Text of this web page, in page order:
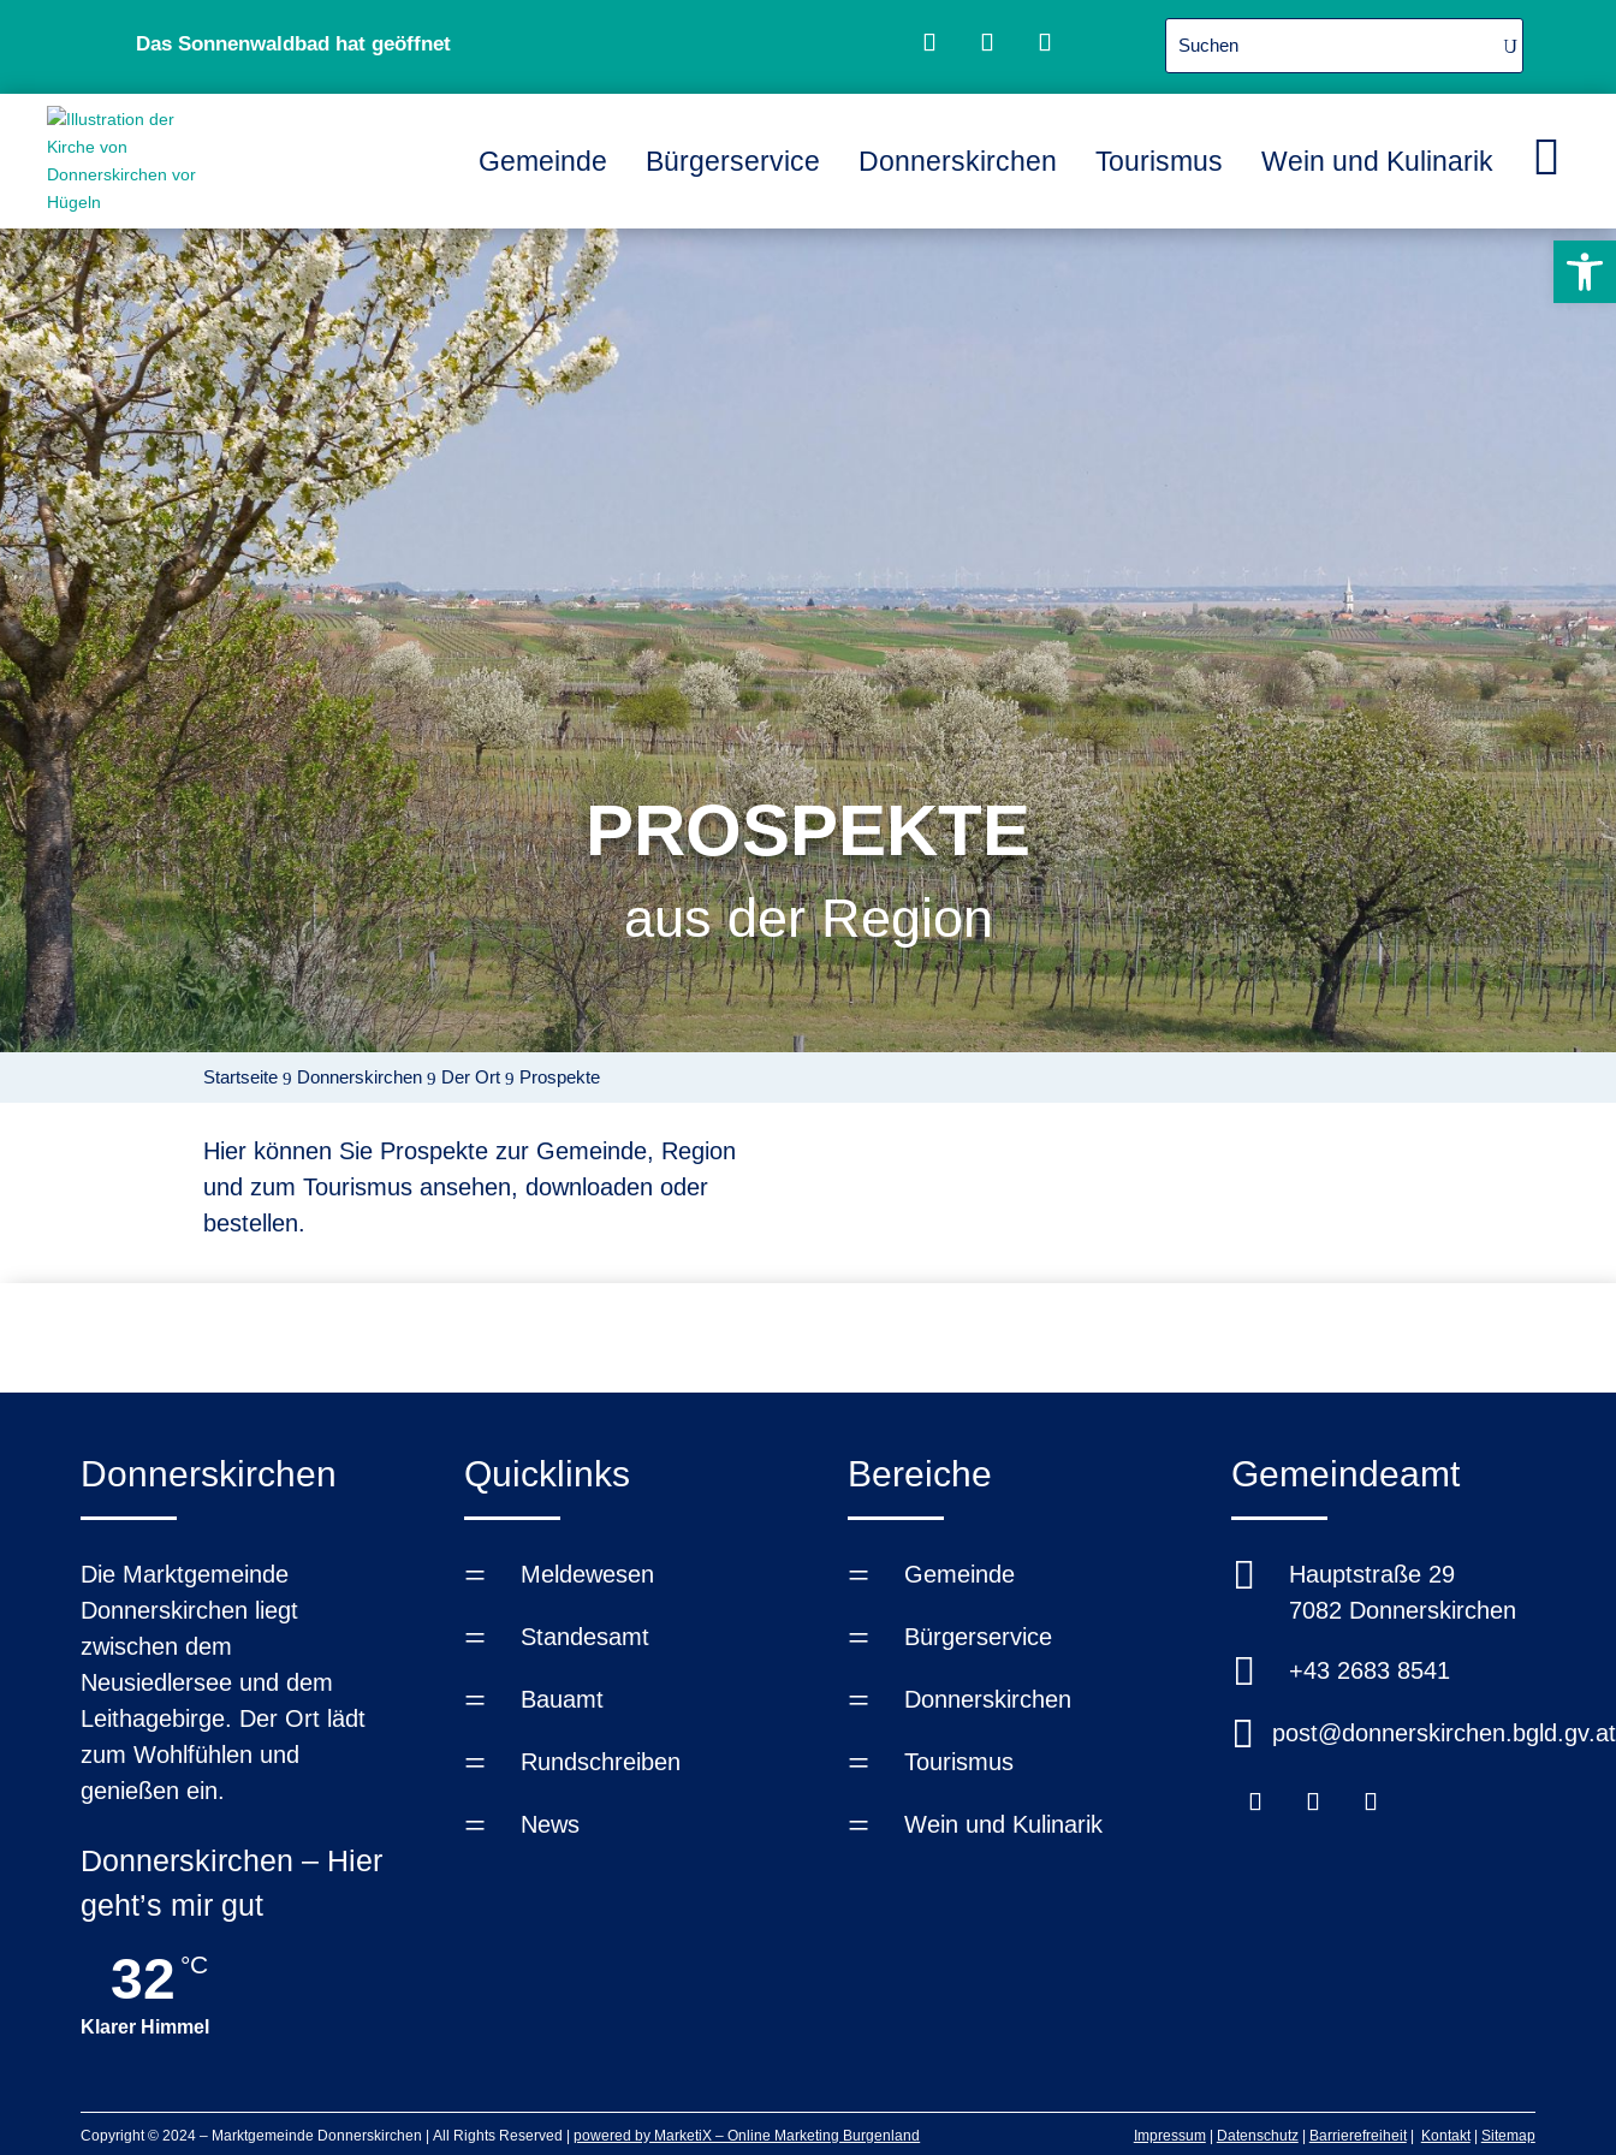
Das Sonnenwaldbad hat geöffnet
Gemeinde Bürgerservice Donnerskirchen Tourismus Wein und Kulinarik 
PROSPEKTE
aus der Region
Startseite 9 Donnerskirchen 9 Der Ort 9 Prospekte
Hier können Sie Prospekte zur Gemeinde, Region
und zum Tourismus ansehen, downloaden oder
bestellen.
Donnerskirchen
Die Marktgemeinde
Donnerskirchen liegt
zwischen dem
Neusiedlersee und dem
Leithagebirge. Der Ort lädt
zum Wohlfühlen und
genießen ein.
Donnerskirchen – Hier
geht’s mir gut
32 °C
Klarer Himmel
Quicklinks
= Meldewesen
= Standesamt
= Bauamt
= Rundschreiben
= News
Bereiche
= Gemeinde
= Bürgerservice
= Donnerskirchen
= Tourismus
= Wein und Kulinarik
Gemeindeamt

Hauptstraße 29
7082 Donnerskirchen
 +43 2683 8541
 post@donnerskirchen.bgld.gv.at
Copyright © 2024 – Marktgemeinde Donnerskirchen |All Rights Reserved |powered by MarketiX – Online Marketing Burgenland Impressum| Datenschutz| Barrierefreiheit| Kontakt| Sitemap